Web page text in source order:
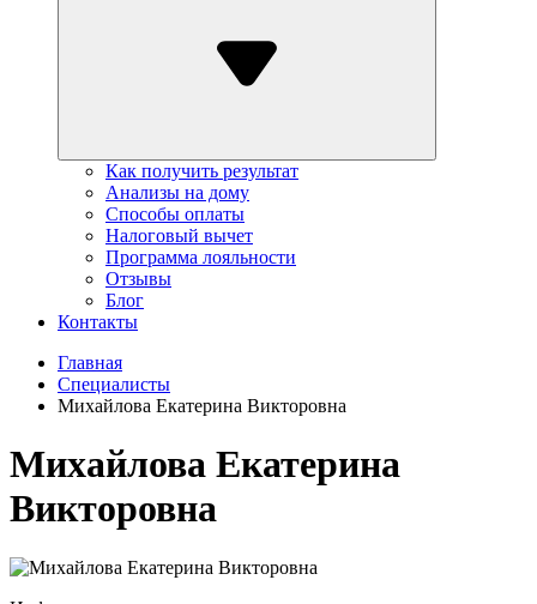
Как получить результат
Анализы на дому
Способы оплаты
Налоговый вычет
Программа лояльности
Отзывы
Блог
Контакты
Главная
Специалисты
Михайлова Екатерина Викторовна
Михайлова Екатерина
Викторовна